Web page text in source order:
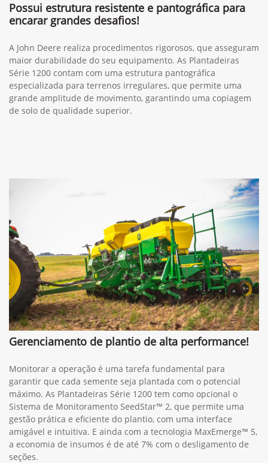
Possui estrutura resistente e pantográfica para
encarar grandes desafios!
A John Deere realiza procedimentos rigorosos, que asseguram
maior durabilidade do seu equipamento. As Plantadeiras
Série 1200 contam com uma estrutura pantográfica
especializada para terrenos irregulares, que permite uma
grande amplitude de movimento, garantindo uma copiagem
de solo de qualidade superior.
Gerenciamento de plantio de alta performance!
Monitorar a operação é uma tarefa fundamental para
garantir que cada semente seja plantada com o potencial
máximo. As Plantadeiras Série 1200 tem como opcional o
Sistema de Monitoramento SeedStar™ 2, que permite uma
gestão prática e eficiente do plantio, com uma interface
amigável e intuitiva. E ainda com a tecnologia MaxEmerge™ 5,
a economia de insumos é de até 7% com o desligamento de
seções.